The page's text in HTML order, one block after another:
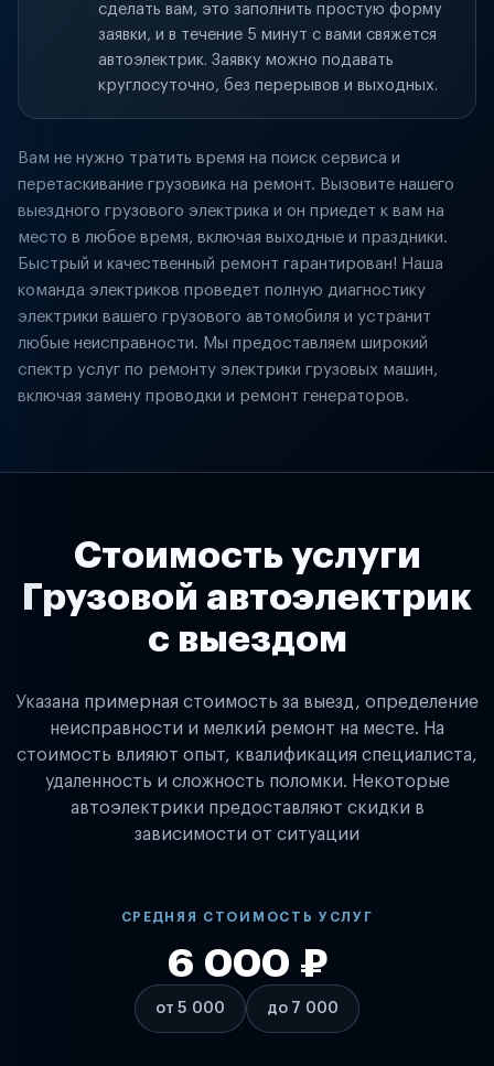
сделать вам, это заполнить простую форму
заявки, и в течение 5 минут с вами свяжется
автоэлектрик. Заявку можно подавать
круглосуточно, без перерывов и выходных.
Вам не нужно тратить время на поиск сервиса и
перетаскивание грузовика на ремонт. Вызовите нашего
выездного грузового электрика и он приедет к вам на
место в любое время, включая выходные и праздники.
Быстрый и качественный ремонт гарантирован! Наша
команда электриков проведет полную диагностику
электрики вашего грузового автомобиля и устранит
любые неисправности. Мы предоставляем широкий
спектр услуг по ремонту электрики грузовых машин,
включая замену проводки и ремонт генераторов.
Стоимость услуги
Грузовой автоэлектрик
с выездом
Указана примерная стоимость за выезд, определение
неисправности и мелкий ремонт на месте. На
стоимость влияют опыт, квалификация специалиста,
удаленность и сложность поломки. Некоторые
автоэлектрики предоставляют скидки в
зависимости от ситуации
СРЕДНЯЯ СТОИМОСТЬ УСЛУГ
от 5 000
6 000 ₽
до 7 000